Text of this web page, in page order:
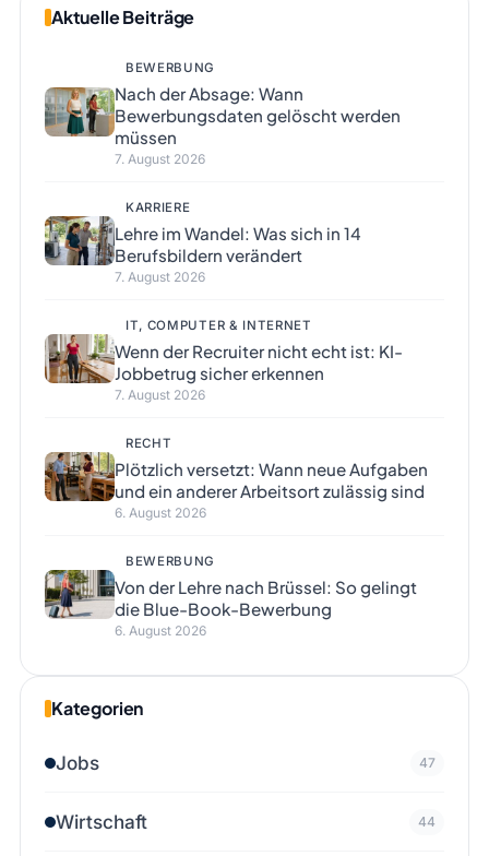
Aktuelle Beiträge
BEWERBUNG
Nach der Absage: Wann
Bewerbungsdaten gelöscht werden
müssen
7. August 2026
KARRIERE
Lehre im Wandel: Was sich in 14
Berufsbildern verändert
7. August 2026
IT, COMPUTER & INTERNET
Wenn der Recruiter nicht echt ist: KI-
Jobbetrug sicher erkennen
7. August 2026
RECHT
Plötzlich versetzt: Wann neue Aufgaben
und ein anderer Arbeitsort zulässig sind
6. August 2026
BEWERBUNG
Von der Lehre nach Brüssel: So gelingt
die Blue-Book-Bewerbung
6. August 2026
Kategorien
Jobs 47
Wirtschaft 44